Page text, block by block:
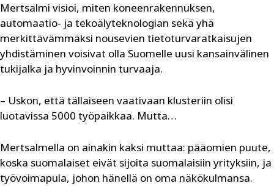
Mertsalmi visioi, miten koneenrakennuksen,
automaatio- ja tekoälyteknologian sekä yhä
merkittävämmäksi nousevien tietoturvaratkaisujen
yhdistäminen voisivat olla Suomelle uusi kansainvälinen
tukijalka ja hyvinvoinnin turvaaja.
– Uskon, että tällaiseen vaativaan klusteriin olisi
luotavissa 5000 työpaikkaa. Mutta…
Mertsalmella on ainakin kaksi muttaa: pääomien puute,
koska suomalaiset eivät sijoita suomalaisiin yrityksiin, ja
työvoimapula, johon hänellä on oma näkökulmansa.